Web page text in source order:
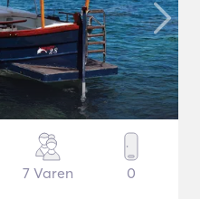
7 Varen 0